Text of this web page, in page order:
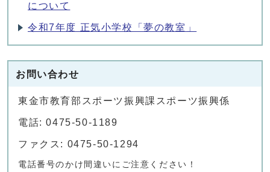
について
令和7年度 正気小学校「夢の教室」
お問い合わせ
東金市教育部スポーツ振興課スポーツ振興係
電話: 0475-50-1189
ファクス: 0475-50-1294
電話番号のかけ間違いにご注意ください！